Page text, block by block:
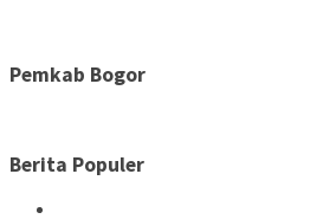
Pemkab Bogor
Berita Populer